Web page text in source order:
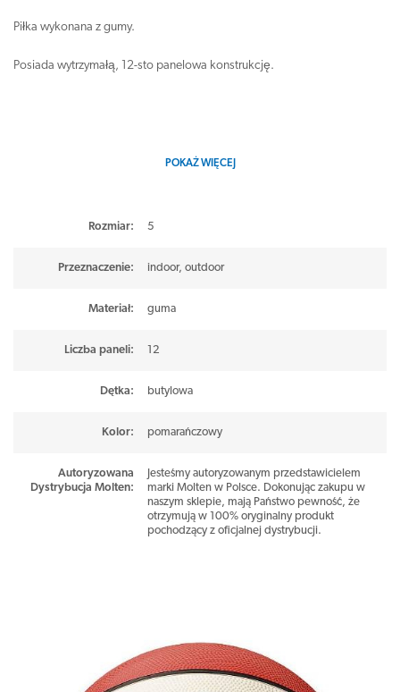
Piłka wykonana z gumy.
Posiada wytrzymałą, 12-sto panelowa konstrukcję.
POKAŻ WIĘCEJ
Rozmiar: 5
Przeznaczenie: indoor, outdoor
Materiał: guma
Liczba paneli: 12
Dętka: butylowa
Kolor: pomarańczowy
Autoryzowana
Dystrybucja Molten:
Jesteśmy autoryzowanym przedstawicielem
marki Molten w Polsce. Dokonując zakupu w
naszym sklepie, mają Państwo pewność, że
otrzymują w 100% oryginalny produkt
pochodzący z oficjalnej dystrybucji.